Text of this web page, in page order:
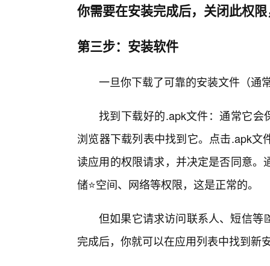
你需要在安装完成后，关闭此权
第三步：安装软件
一旦你下载了可靠的安装文件（通
找到下载好的.apk文件：通常它会
浏览器下载列表中找到它。点击.apk
读应用的权限请求，并决定是否同意
储⭐空间、网络等权限，这是正常的。
但如果它请求访问联系人、短信等
完成后，你就可以在应用列表中找到新